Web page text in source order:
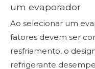
um evaporador
Ao selecionar um
fatores devem ser
resfriamento, o
refrigerante